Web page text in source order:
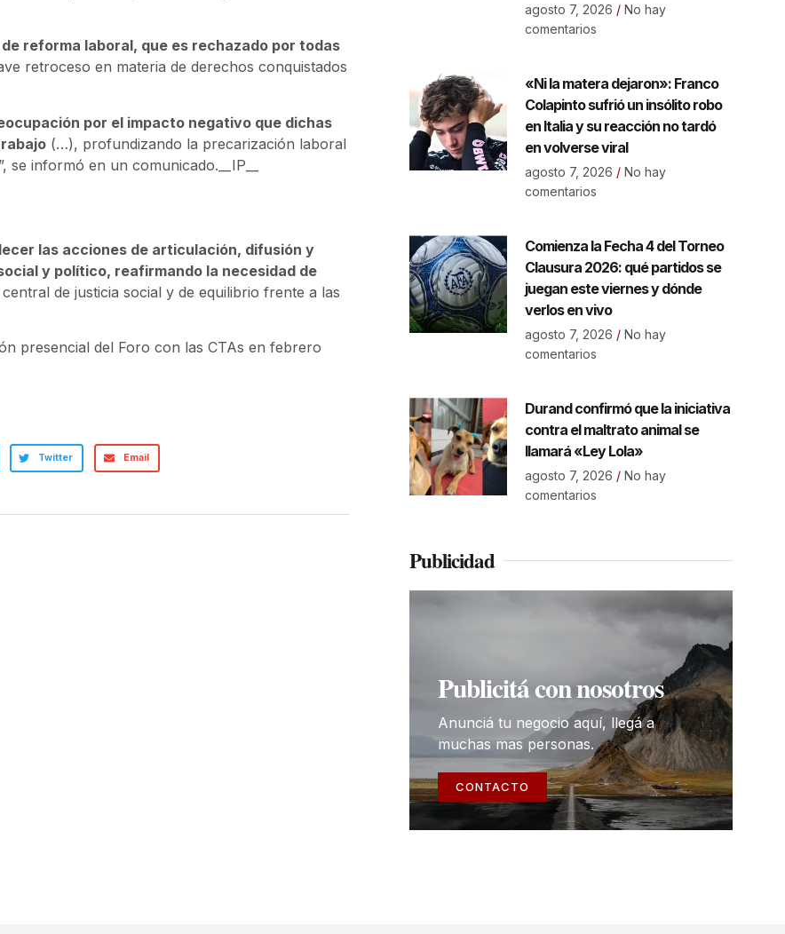
reforma laboral, que es rechazado por todas
retroceso en materia de derechos conquistados
por el impacto negativo que dichas
(…), profundizando la precarización laboral
informó en un comunicado.__IP__
las acciones de articulación, difusión y
y político, reafirmando la necesidad de
de justicia social y de equilibrio frente a las
presencial del Foro con las CTAs en febrero
Twitter Email
agosto 7, 2026 No hay
comentarios
«Ni la matera dejaron»: Franco
Colapinto sufrió un insólito robo
en Italia y su reacción no tardó
en volverse viral
agosto 7, 2026 No hay
comentarios
Comienza la Fecha 4 del Torneo
Clausura 2026: qué partidos se
juegan este viernes y dónde
verlos en vivo
agosto 7, 2026 No hay
comentarios
Durand confirmó que la iniciativa
contra el maltrato animal se
llamará «Ley Lola»
agosto 7, 2026 No hay
comentarios
Publicidad
Publicitá con nosotros
Anunciá tu negocio aquí, llegá a
muchas mas personas.
CONTACTO